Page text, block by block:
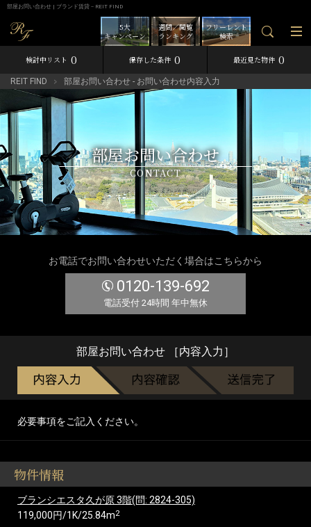
部屋お問い合わせ | ブランド賃貸－REIT FIND
フリーレント
検索
週間／閲覧
ランキング
5大
キャンペーン
検討中リスト 0 保存した条件 0 最近見た物件 0
REIT FIND 部屋お問い合わせ - お問い合わせ内容入力
部屋お問い合わせ
CONTACT
お電話でお問い合わせいただく場合はこちらから
0120-139-692
電話受付 24時間 年中無休
部屋お問い合わせ ［内容入力］
必要事項をご記入ください。
物件情報
ブランシエスタ久が原 3階(問: 2824-305)
119,000円/1K/25.84m2